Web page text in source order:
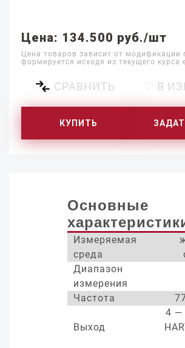
Цена: 134.500 руб./шт
Цена товаров зависит от модификации
формируется исходя из текущего курса
СРАВНИТЬ ♡ В
КУПИТЬ
Основные
Измеряемая
среда
Диапазон
измерения
Частота
Выход
4 —